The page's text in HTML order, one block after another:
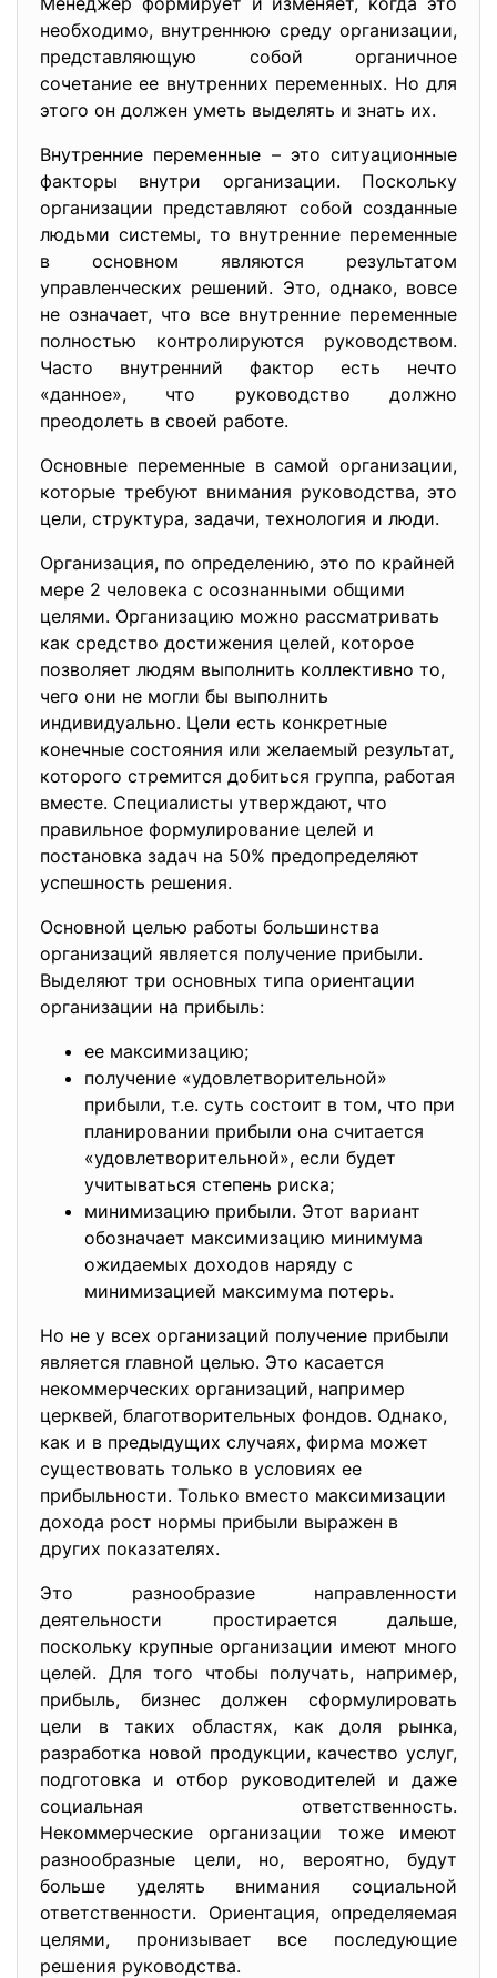
необходимо, внутреннюю среду организации,
представляющую собой органичное
сочетание ее внутренних переменных. Но для
этого он должен уметь выделять и знать их.
Внутренние переменные – это ситуационные
факторы внутри организации. Поскольку
организации представляют собой созданные
людьми системы, то внутренние переменные
в основном являются результатом
управленческих решений. Это, однако, вовсе
не означает, что все внутренние переменные
полностью контролируются руководством.
Часто внутренний фактор есть нечто
«данное», что руководство должно
преодолеть в своей работе.
Основные переменные в самой организации,
которые требуют внимания руководства, это
цели, структура, задачи, технология и люди.
Организация, по определению, это по крайней
мере 2 человека с осознанными общими
целями. Организацию можно рассматривать
как средство достижения целей, которое
позволяет людям выполнить коллективно то,
чего они не могли бы выполнить
индивидуально. Цели есть конкретные
конечные состояния или желаемый результат,
которого стремится добиться группа, работая
вместе. Специалисты утверждают, что
правильное формулирование целей и
постановка задач на 50% предопределяют
успешность решения.
Основной целью работы большинства
организаций является получение прибыли.
Выделяют три основных типа ориентации
организации на прибыль:
ее максимизацию;
получение «удовлетворительной»
прибыли, т.е. суть состоит в том, что при
планировании прибыли она считается
«удовлетворительной», если будет
учитываться степень риска;
минимизацию прибыли. Этот вариант
обозначает максимизацию минимума
ожидаемых доходов наряду с
минимизацией максимума потерь.
Но не у всех организаций получение прибыли
является главной целью. Это касается
некоммерческих организаций, например
церквей, благотворительных фондов. Однако,
как и в предыдущих случаях, фирма может
существовать только в условиях ее
прибыльности. Только вместо максимизации
дохода рост нормы прибыли выражен в
других показателях.
Это разнообразие направленности
деятельности простирается дальше,
поскольку крупные организации имеют много
целей. Для того чтобы получать, например,
прибыль, бизнес должен сформулировать
цели в таких областях, как доля рынка,
разработка новой продукции, качество услуг,
подготовка и отбор руководителей и даже
социальная ответственность.
Некоммерческие организации тоже имеют
разнообразные цели, но, вероятно, будут
больше уделять внимания социальной
ответственности. Ориентация, определяемая
целями, пронизывает все последующие
решения руководства.